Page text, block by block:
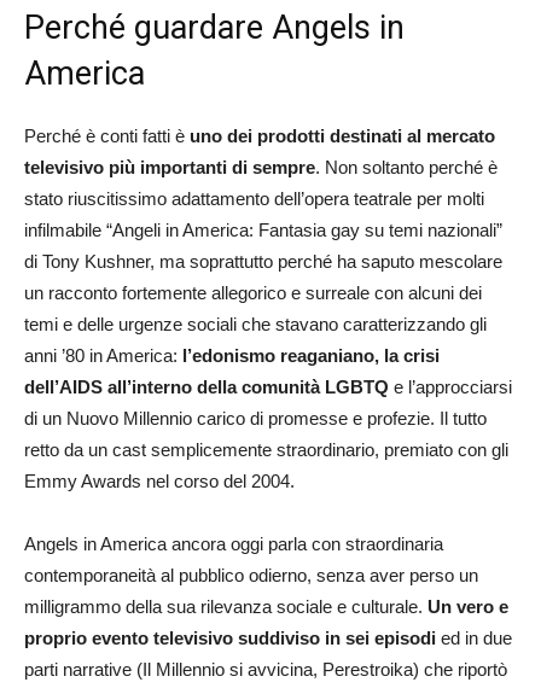
Perché guardare Angels in
America
Perché è conti fatti è uno dei prodotti destinati al mercato
televisivo più importanti di sempre. Non soltanto perché è
stato riuscitissimo adattamento dell’opera teatrale per molti
infilmabile “Angeli in America: Fantasia gay su temi nazionali”
di Tony Kushner, ma soprattutto perché ha saputo mescolare
un racconto fortemente allegorico e surreale con alcuni dei
temi e delle urgenze sociali che stavano caratterizzando gli
anni ’80 in America: l’edonismo reaganiano, la crisi
dell’AIDS all’interno della comunità LGBTQ e l’approcciarsi
di un Nuovo Millennio carico di promesse e profezie. Il tutto
retto da un cast semplicemente straordinario, premiato con gli
Emmy Awards nel corso del 2004.
Angels in America ancora oggi parla con straordinaria
contemporaneità al pubblico odierno, senza aver perso un
milligrammo della sua rilevanza sociale e culturale. Un vero e
proprio evento televisivo suddiviso in sei episodi ed in due
parti narrative (Il Millennio si avvicina, Perestroika) che riportò